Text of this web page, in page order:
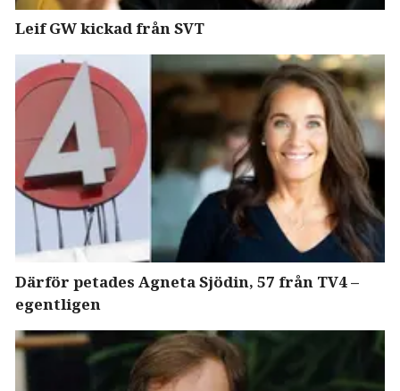
Leif GW kickad från SVT
Därför petades Agneta Sjödin, 57 från TV4 –
egentligen